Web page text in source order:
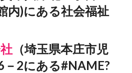
内)にある社会福祉
（埼玉県本庄市児
－2にある#NAME?